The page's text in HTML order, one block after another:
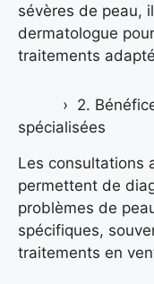
sévères de peau,
dermatologue
traitements
2.
spécialisées
Les consultations
permettent de
problèmes de
spécifiques,
traitements en